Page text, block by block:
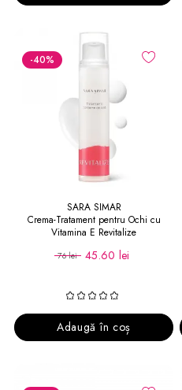
-40%
SARA SIMAR
Crema-Tratament pentru Ochi cu
Vitamina E Revitalize
76 lei 45.60 lei
Adaugă în coș